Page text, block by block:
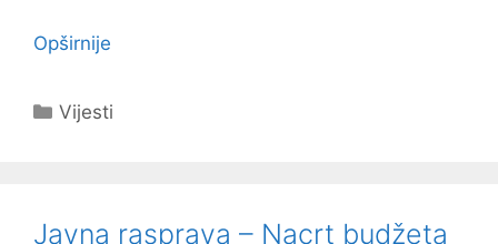
Opširnije
Kategorije
Vijesti
Javna rasprava – Nacrt budžeta